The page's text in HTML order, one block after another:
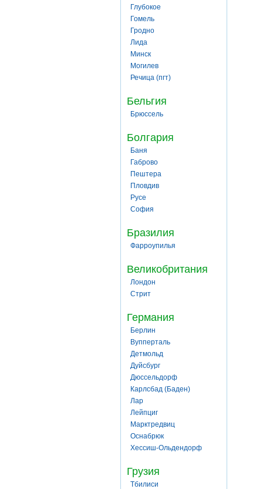
Глубокое
Гомель
Гродно
Лида
Минск
Могилев
Речица (пгт)
Бельгия
Брюссель
Болгария
Баня
Габрово
Пештера
Пловдив
Русе
София
Бразилия
Фарроупилья
Великобритания
Лондон
Стрит
Германия
Берлин
Вупперталь
Детмольд
Дуйсбург
Дюссельдорф
Карлсбад (Баден)
Лар
Лейпциг
Марктредвиц
Оснабрюк
Хессиш-Ольдендорф
Грузия
Тбилиси